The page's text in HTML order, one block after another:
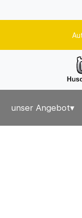
unser Angebot▾